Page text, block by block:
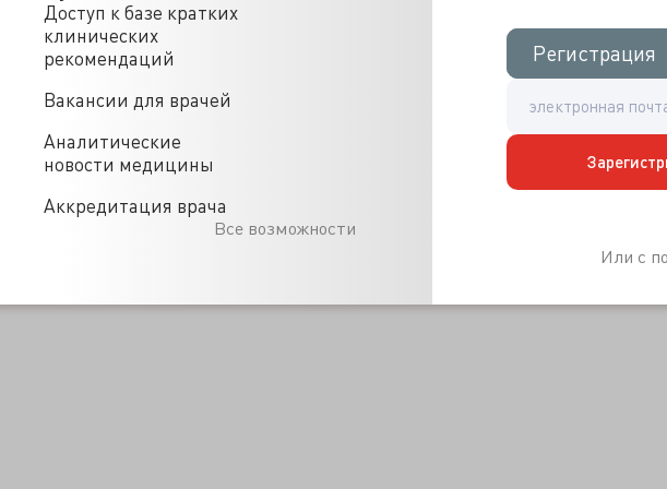
Доступ к базе кратких
клинических
рекомендаций
Вакансии для врачей
Аналитические
новости медицины
Аккредитация врача
Все возможности
Регистрация
Регистрация
Или с